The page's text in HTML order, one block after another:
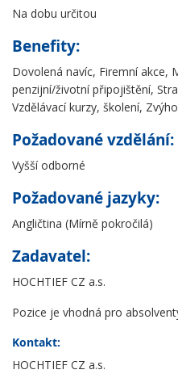
Na dobu určitou
Benefity:
Dovolená navíc, Firemní akce,
penzijní/životní připojištění,
Vzdělávací kurzy, školení,
Požadované vzdělání:
Vyšší odborné
Požadované jazyky:
Angličtina (Mírně pokročilá)
Zadavatel:
HOCHTIEF CZ a.s.
Pozice je vhodná pro
Kontakt:
HOCHTIEF CZ a.s.